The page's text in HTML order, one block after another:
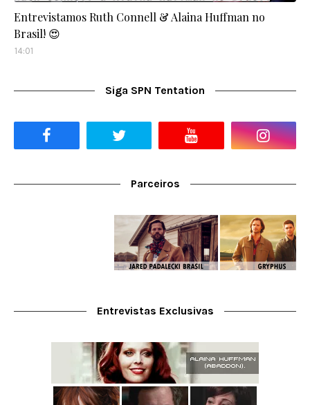
Entrevistamos Ruth Connell & Alaina Huffman no
Brasil! 😍
14:01
Siga SPN Tentation
Parceiros
Entrevistas Exclusivas